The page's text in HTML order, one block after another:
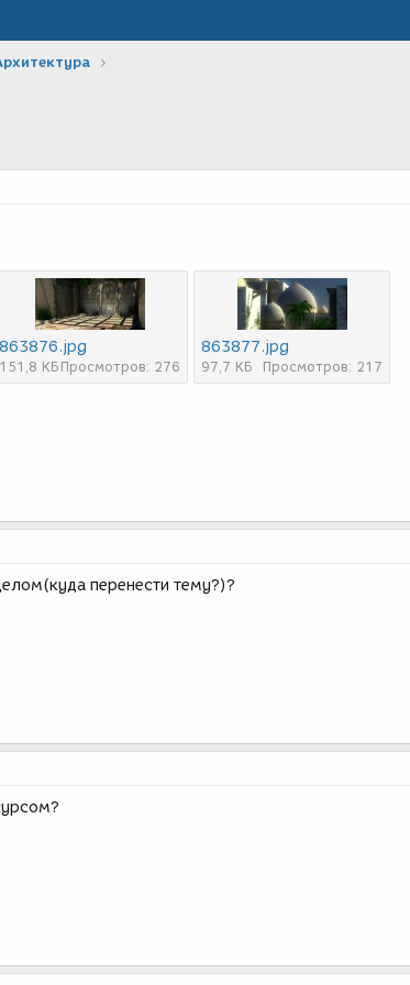
863876.jpg
151,8 КБ Просмотров: 276
863877.jpg
97,7 КБ Просмотров: 217
перенести тему?)?